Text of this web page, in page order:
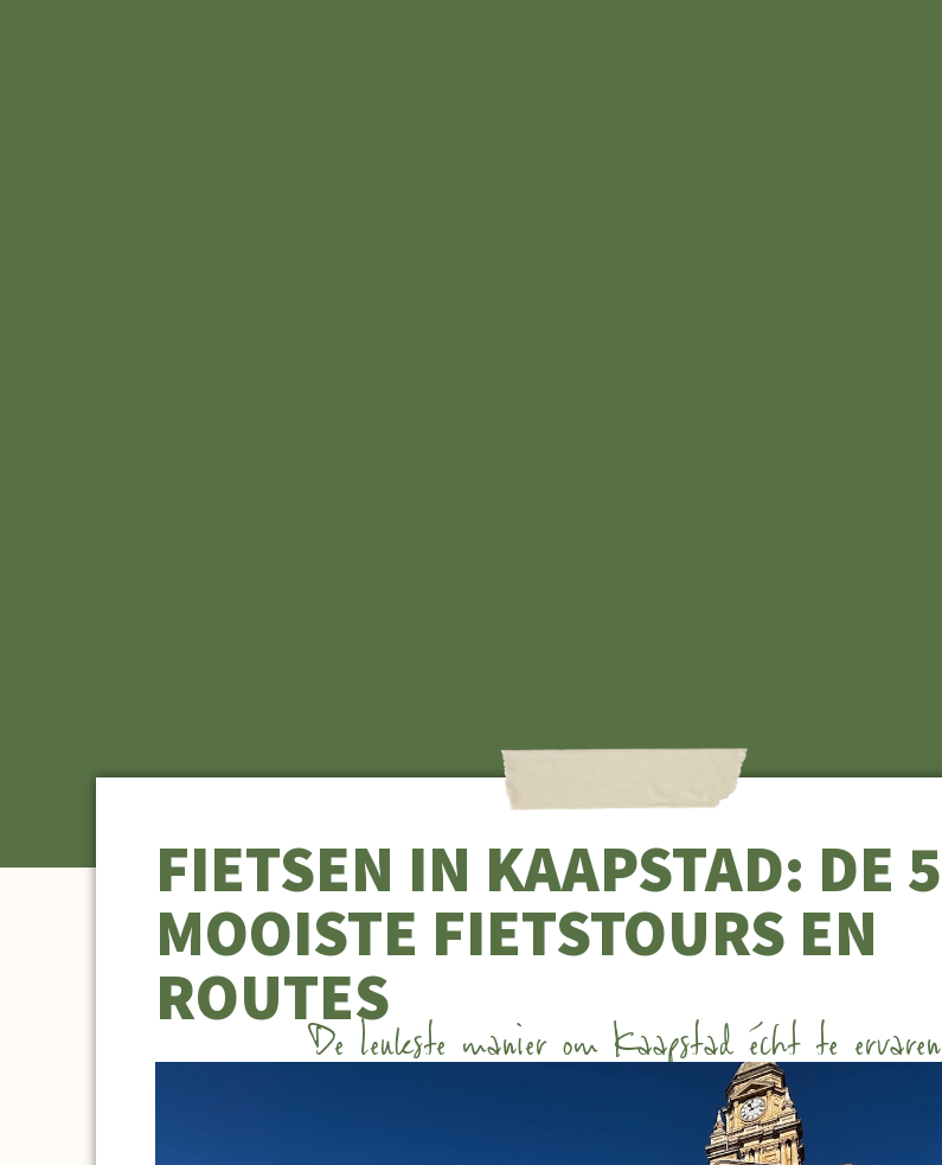
FIETSEN IN KAAPSTAD: DE 5
MOOISTE FIETSTOURS EN
ROUTES
De leukste manier om Kaapstad écht te ervaren